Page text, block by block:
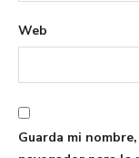
Web
Guarda mi